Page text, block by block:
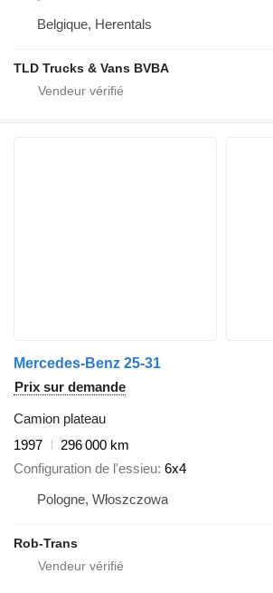
Belgique, Herentals
TLD Trucks & Vans BVBA
Mercedes-Benz 25-31
Prix sur demande
Camion plateau
1997
296 000 km
Configuration de l'essieu 6x4
Pologne, Włoszczowa
Rob-Trans